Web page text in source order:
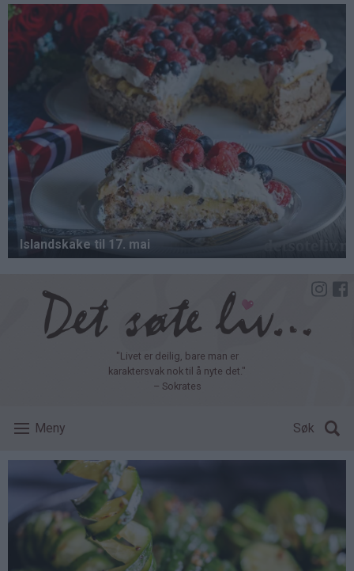
Hopp
hovedinnhold
"Livet er deilig, bare man er
karaktersvak nok til å nyte det."
– Sokrates
Meny Søk